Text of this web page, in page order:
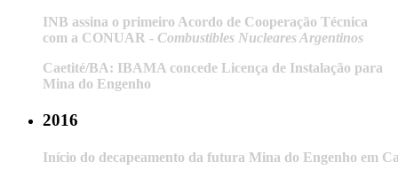
INB assina o primeiro Acordo de Cooperação Técnica
com a CONUAR - Combustibles Nucleares Argentinos
Caetité/BA: IBAMA concede Licença de Instalação para
Mina do Engenho
2016
Início do decapeamento da futura Mina do Engenho em